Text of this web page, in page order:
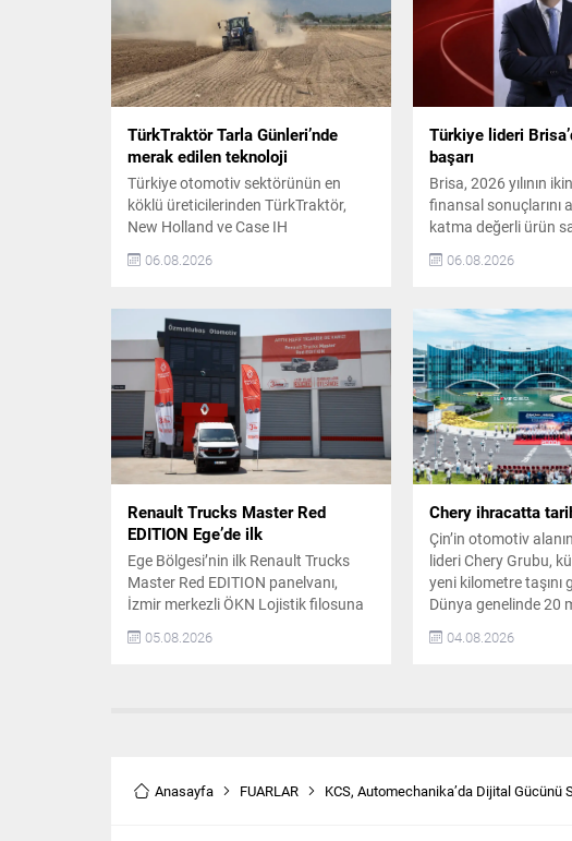
TürkTraktör Tarla Günleri’nde
merak edilen teknoloji
Türkiye otomotiv sektörünün en
köklü üreticilerinden TürkTraktör,
New Holland ve Case IH
Tarla Günleri etkinliklerini başarıyla
2026 tarihleri arasında 11 ilde, 12
farklı noktada gerçekleştirilen
etkinliklerde yaklaşık 4 bin çiftçi
TürkTraktör’ün traktörlerini,
ekipmanlarını, hassas tarım
teknolojilerini ve dijital tarım
çözümlerini sahada deneyimleme
fırsatı...
06.08.2026
Türkiye lideri
başarı
Brisa, 2026 yılının
finansal sonuçlarını
katma değerli ürün
maliyet disiplininin
performansını
sayede dönemi 260
kâr ile tamamladı.
pazardaki güçlü
sürdürdü. Yurtiçi
pazarında tüm ana
06.08.2026
Renault Trucks Master Red
EDITION Ege’de ilk
Ege Bölgesi’nin ilk Renault Trucks
Master Red EDITION panelvanı,
İzmir merkezli ÖKN Lojistik filosuna
katıldı. Şirket, Türkiye genelinde
parsiyel lojistik operasyonları
Trucks’ın ticari araçlara özel satış...
05.08.2026
Chery ihracatta
Çin’in otomotiv
lideri Chery Grubu,
yeni kilometre taşını
Dünya genelinde 20
kullanıcıya ulaşan
güvenli, daha akıllı
04.08.2026
Anasayfa FUARLAR KCS, Automechanika’da Dijital Gücünü